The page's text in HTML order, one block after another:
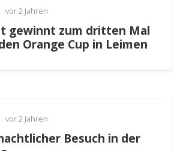
vor 2 Jahren
gewinnt zum dritten Mal
Orange Cup in Leimen
vor 2 Jahren
Besuch in der